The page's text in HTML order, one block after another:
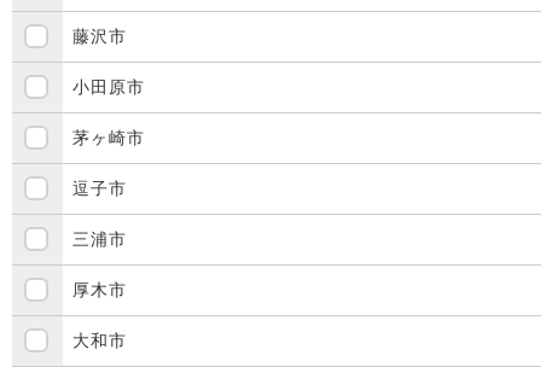
藤沢市
小田原市
茅ヶ崎市
逗子市
三浦市
厚木市
大和市